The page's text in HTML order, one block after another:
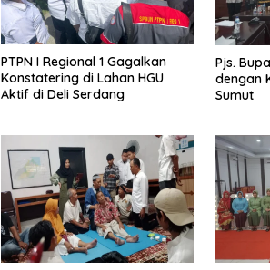
PTPN I Regional 1 Gagalkan
Konstatering di Lahan HGU
Aktif di Deli Serdang
Pjs.
dengan
Sumut